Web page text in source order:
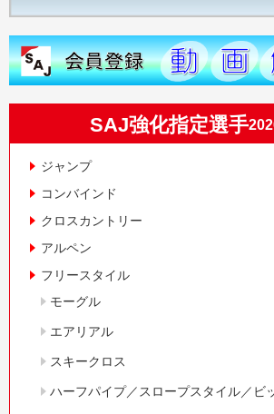
SAJ強化指定選手
ジャンプ
コンバインド
クロスカントリー
アルペン
フリースタイル
モーグル
エアリアル
スキークロス
ハーフパイプ／スロープスタイル／ビ